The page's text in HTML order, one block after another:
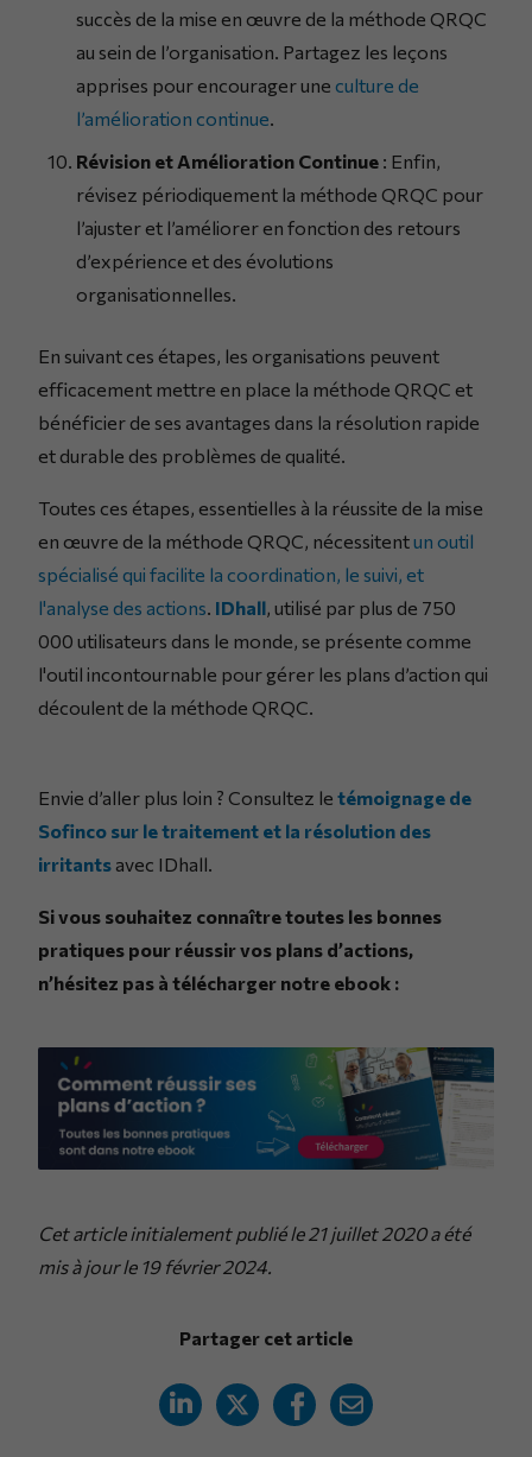
succès de la mise en œuvre de la méthode QRQC
au sein de l’organisation. Partagez les leçons
apprises pour encourager une culture de
l’amélioration continue.
Révision et Amélioration Continue : Enfin,
révisez périodiquement la méthode QRQC pour
l’ajuster et l’améliorer en fonction des retours
d’expérience et des évolutions
organisationnelles.
En suivant ces étapes, les organisations peuvent
efficacement mettre en place la méthode QRQC et
bénéficier de ses avantages dans la résolution rapide
et durable des problèmes de qualité.
Toutes ces étapes, essentielles à la réussite de la mise
en œuvre de la méthode QRQC, nécessitentun outil
spécialisé qui facilite la coordination, le suivi, et
l'analyse des actions. IDhall, utilisé par plus de 750
000 utilisateurs dans le monde, se présente comme
l'outil incontournable pour gérer les plans d’action qui
découlent de la méthode QRQC.
Envie d’aller plus loin ? Consultez le témoignage de
Sofinco sur le traitement et la résolution des
irritants avec IDhall.
Si vous souhaitez connaître toutes les bonnes
pratiques pour réussir vos plans d’actions,
n’hésitez pas à télécharger notre ebook :
Cet article initialement publié le 21 juillet 2020 a été
mis à jour le 19 février 2024.
Partager cet article